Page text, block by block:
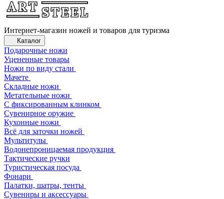
Интернет-магазин ножей и товаров для туризма
Каталог
Подарочные ножи
Уцененные товары
Ножи по виду стали
Мачете
Складные ножи
Метательные ножи
С фиксированным клинком
Сувенирное оружие
Кухонные ножи
Всё для заточки ножей
Мультитулы
Водонепроницаемая продукция
Тактические ручки
Туристическая посуда
Фонари
Палатки, шатры, тенты
Сувениры и аксессуары